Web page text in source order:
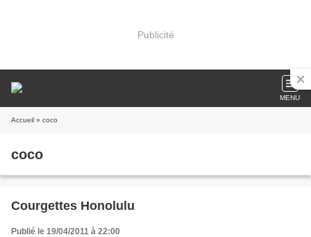
Publicité
MENU
Accueil » coco
coco
Courgettes Honolulu
Publié le 19/04/2011 à 22:00